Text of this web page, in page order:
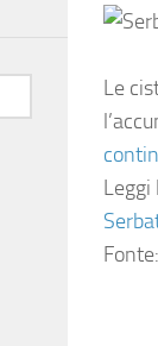
Le
Leggi